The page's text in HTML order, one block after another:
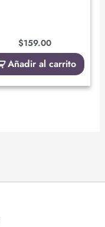
$159.00
Añadir al carrito